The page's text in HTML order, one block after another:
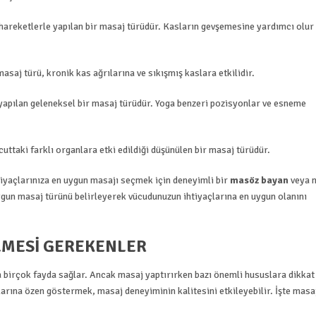
yapılan bir masaj türüdür. Kasların gevşemesine yardımcı olur
türü, kronik kas ağrılarına ve sıkışmış kaslara etkilidir.
geleneksel bir masaj türüdür. Yoga benzeri pozisyonlar ve esneme
farklı organlara etki edildiği düşünülen bir masaj türüdür.
en uygun masajı seçmek için deneyimli bir masöz bayanveya
masaj türünü belirleyerek vücudunuzun ihtiyaçlarına en uygun olanını
GEREKENLER
fayda sağlar. Ancak masaj yaptırırken bazı önemli hususlara dikkat
özen göstermek, masaj deneyiminin kalitesini etkileyebilir. İşte